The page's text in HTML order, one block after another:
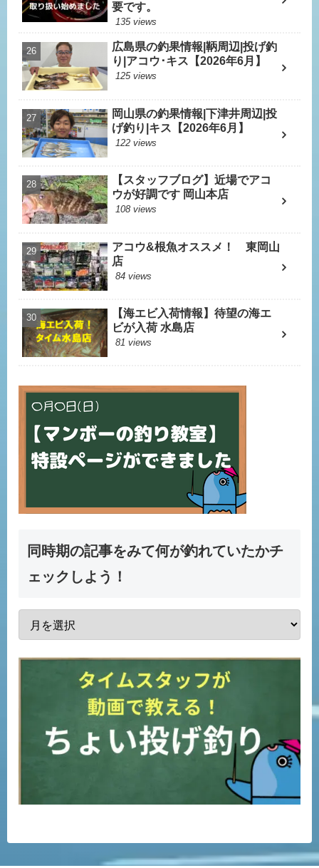
要です。
135 views
広島県の釣果情報|鞆周辺|投げ釣
り|アコウ･キス【2026年6月】
125 views
岡山県の釣果情報|下津井周辺|投
げ釣り|キス【2026年6月】
122 views
【スタッフブログ】近場でアコ
ウが好調です 岡山本店
108 views
アコウ&根魚オススメ！ 東岡山
店
84 views
【海エビ入荷情報】待望の海エ
ビが入荷 水島店
81 views
同時期の記事をみて何が釣れていたかチ
ェックしよう！